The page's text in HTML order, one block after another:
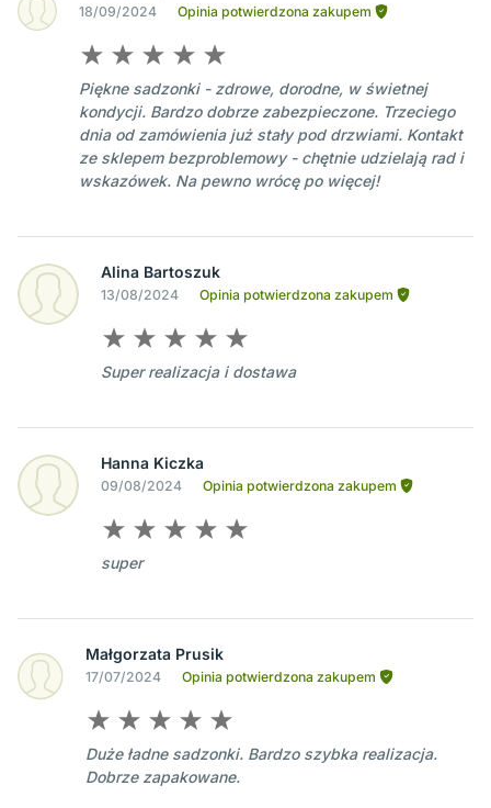
18/09/2024 Opinia potwierdzona zakupem
Piękne sadzonki - zdrowe, dorodne, w świetnej
kondycji. Bardzo dobrze zabezpieczone. Trzeciego
dnia od zamówienia już stały pod drzwiami. Kontakt
ze sklepem bezproblemowy - chętnie udzielają rad i
wskazówek. Na pewno wrócę po więcej!
Alina Bartoszuk
13/08/2024 Opinia potwierdzona zakupem
Super realizacja i dostawa
Hanna Kiczka
09/08/2024 Opinia potwierdzona zakupem
super
Małgorzata Prusik
17/07/2024 Opinia potwierdzona zakupem
Duże ładne sadzonki. Bardzo szybka realizacja.
Dobrze zapakowane.